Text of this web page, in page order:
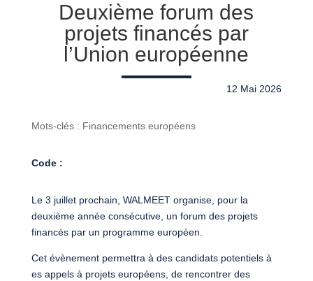
Deuxième forum des
projets financés par
l’Union européenne
12 Mai 2026
Mots-clés : Financements européens
Code :
Le 3 juillet prochain, WALMEET organise, pour la
deuxième année consécutive, un forum des projets
financés par un programme européen.
Cet évènement permettra à des candidats potentiels à
es appels à projets européens, de rencontrer des